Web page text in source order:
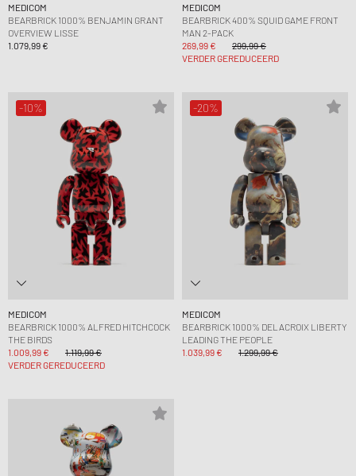
MEDICOM
BEARBRICK 1000% BENJAMIN GRANT
OVERVIEW LISSE
1.079,99 €
MEDICOM
BEARBRICK 400% SQUID GAME FRONT
MAN 2-PACK
269,99 €
299,99 €
VERDER GEREDUCEERD
-10%
MEDICOM
BEARBRICK 1000% ALFRED HITCHCOCK
THE BIRDS
1.009,99 €
1.119,99 €
VERDER GEREDUCEERD
-20%
MEDICOM
BEARBRICK 1000% DELACROIX LIBERTY
LEADING THE PEOPLE
1.039,99 €
1.299,99 €